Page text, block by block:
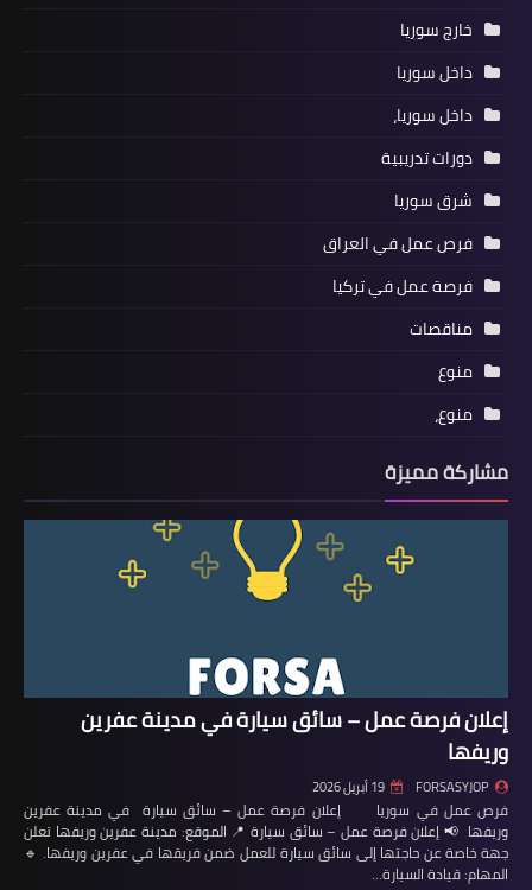
خارج سوريا
داخل سوريا
داخل سوريا،
دورات تدريبية
شرق سوريا
فرص عمل في العراق
فرصة عمل في تركيا
مناقصات
منوع
منوع،
مشاركة مميزة
إعلان فرصة عمل – سائق سيارة في مدينة عفرين
وريفها
FORSASYJOP 19 أبريل 2026
فرص عمل في سوريا إعلان فرصة عمل – سائق سيارة في مدينة عفرين
وريفها 📢 إعلان فرصة عمل – سائق سيارة 📍 الموقع: مدينة عفرين وريفها تعلن
جهة خاصة عن حاجتها إلى سائق سيارة للعمل ضمن فريقها في عفرين وريفها. 🔹
المهام: قيادة السيارة…